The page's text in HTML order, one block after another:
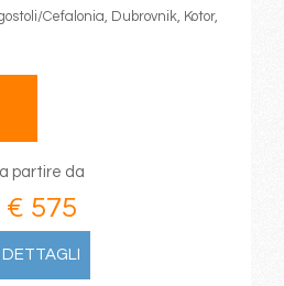
Cefalonia, Dubrovnik, Kotor,
a partire da
€ 575
DETTAGLI